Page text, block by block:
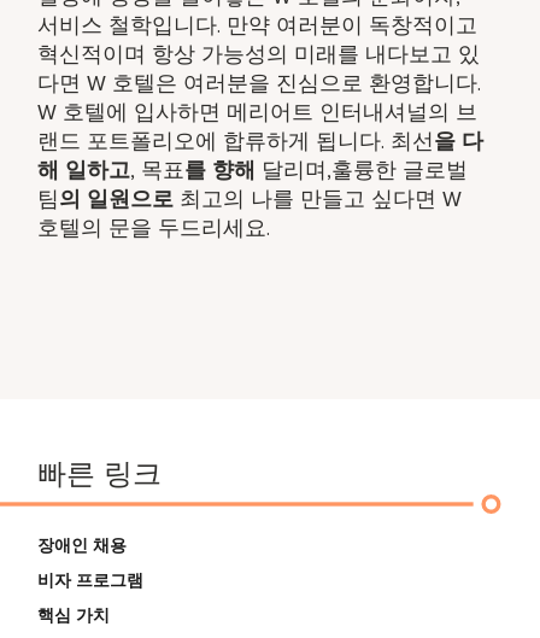
서비스 철학입니다. 만약 여러분이 독창적이고
혁신적이며 항상 가능성의 미래를 내다보고 있
다면 W 호텔은 여러분을 진심으로 환영합니다.
W 호텔에 입사하면 메리어트 인터내셔널의 브
랜드 포트폴리오에 합류하게 됩니다. 최선을 다
해 일하고, 목표를 향해 달리며,훌륭한 글로벌
팀의 일원으로 최고의 나를 만들고 싶다면 W
호텔의 문을 두드리세요.
빠른 링크
장애인 채용
비자 프로그램
핵심 가치